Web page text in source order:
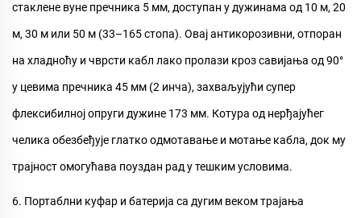
стаклене вуне пречника 5 мм, доступан у дужинама од 10 м, 20
м, 30 м или 50 м (33–165 стопа). Овај антикорозивни, отпоран
на хладноћу и чврсти кабл лако пролази кроз савијања од 90°
у цевима пречника 45 мм (2 инча), захваљујући супер
флексибилној опруги дужине 173 мм. Котура од нерђајућег
челика обезбеђује глатко одмотавање и мотање кабла, док му
трајност омогућава поуздан рад у тешким условима.
6. Портаблни куфар и батерија са дугим веком трајања